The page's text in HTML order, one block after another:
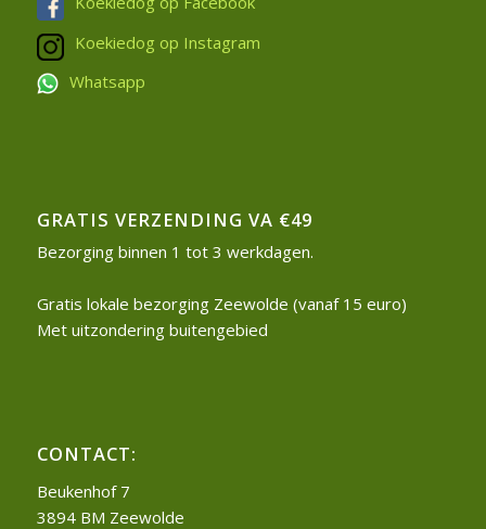
Koekiedog op Instagram
Whatsapp
GRATIS VERZENDING VA €49
Bezorging binnen 1 tot 3 werkdagen.
Gratis lokale bezorging Zeewolde (vanaf 15 euro)
Met uitzondering buitengebied
CONTACT:
Beukenhof 7
3894 BM Zeewolde